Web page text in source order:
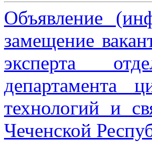
Объявление
замещение
эксперта
департамента
технологий и
Чеченской